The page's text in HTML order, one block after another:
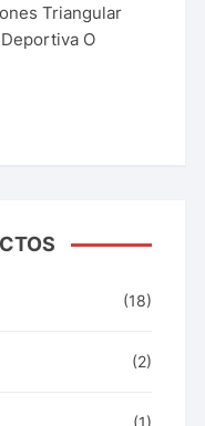
Triangular
O
(18)
(2)